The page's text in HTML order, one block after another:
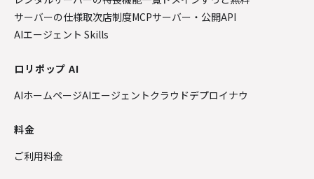
サーバーの仕様取次店制度MCPサーバー・公開API
AIエージェント Skills
ロリポップ AI
AIホームページAIエージェントクラウドデプロイナウ
料金
ご利用料金